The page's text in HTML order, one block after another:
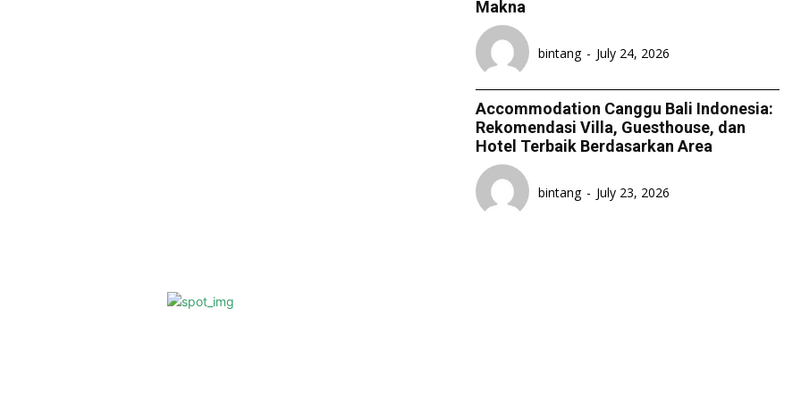
Makna
bintang - July 24, 2026
Accommodation Canggu Bali Indonesia:
Rekomendasi Villa, Guesthouse, dan
Hotel Terbaik Berdasarkan Area
bintang - July 23, 2026